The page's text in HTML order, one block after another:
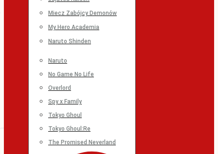
Miecz Zabójcy Demonów
My Hero Academia
Naruto Shinden
Naruto
No Game No Life
Overlord
Spy x Family
Tokyo Ghoul
Tokyo Ghoul:Re
The Promised Neverland